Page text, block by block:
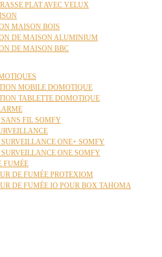
PLAT AVEC VELUX
MAISON BOIS
DE MAISON ALUMINIUM
DE MAISON BBC
MOBILE DOMOTIQUE
TABLETTE DOMOTIQUE
FIL SOMFY
ONE+ SOMFY
ONE SOMFY
FUMÉE
DE FUMÉE PROTEXIOM
DE FUMÉE IO POUR BOX TAHOMA